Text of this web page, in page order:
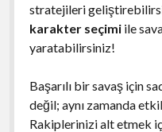
stratejileri
karakter seçimiile
yaratabilirsiniz!
Başarılı bir savaş için
değil; aynı zamanda
Rakiplerinizi alt etmek